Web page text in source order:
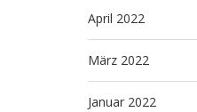
April 2022
März 2022
Januar 2022